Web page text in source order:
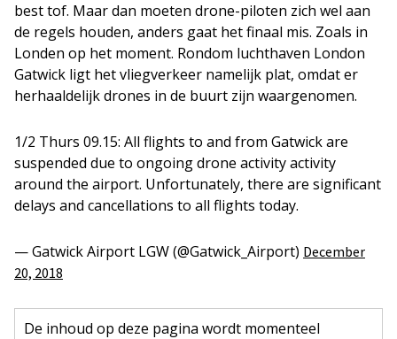
best tof. Maar dan moeten drone-piloten zich wel aan
de regels houden, anders gaat het finaal mis. Zoals in
Londen op het moment. Rondom luchthaven London
Gatwick ligt het vliegverkeer namelijk plat, omdat er
herhaaldelijk drones in de buurt zijn waargenomen.
1/2 Thurs 09.15: All flights to and from Gatwick are
suspended due to ongoing drone activity activity
around the airport. Unfortunately, there are significant
delays and cancellations to all flights today.
— Gatwick Airport LGW (@Gatwick_Airport) December
20, 2018
De inhoud op deze pagina wordt momenteel